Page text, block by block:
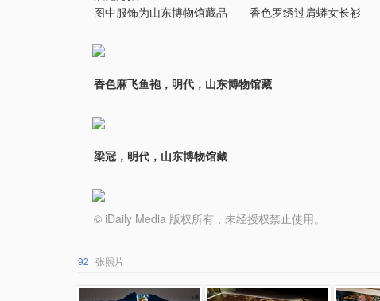
图中服饰为山东博物馆藏品——香色罗绣过肩蟒女长衫
香色麻飞鱼袍，明代，山东博物馆藏
梁冠，明代，山东博物馆藏
© iDaily Media 版权所有，未经授权禁止使用。
92 张照片